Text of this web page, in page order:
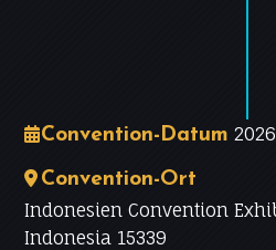
Convention-Datum
Convention-Ort
Indonesien Convention
Indonesia 15339